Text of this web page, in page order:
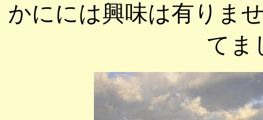
かにには興味は有りま
てま